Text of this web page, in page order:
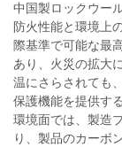
中国製ロックウー
防火性能と環境上
際基準で可能な最
あり、火災の拡大
温にさらされても
保護機能を提供す
環境面では、製造
り、製品のカーボ